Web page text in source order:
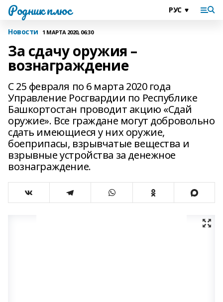
Родник плюс
Новости 1 МАРТА 2020, 06:30
За сдачу оружия –
вознаграждение
С 25 февраля по 6 марта 2020 года
Управление Рос­гвардии по Республике
Башкортостан проводит акцию «Сдай
оружие». Все граждане могут добровольно
сдать имеющиеся у них оружие,
боеприпасы, взрывчатые вещества и
взрывные устройства за денежное
вознаграждение.